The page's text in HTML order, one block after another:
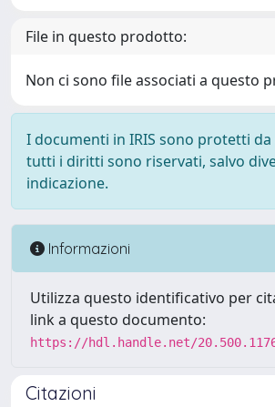
File in questo prodotto:
Non ci sono file associati a questo
I documenti in IRIS sono protetti
tutti i diritti sono riservati, salvo
indicazione.
Informazioni
Utilizza questo identificativo per
link a questo documento:
https://hdl.handle.net/
Citazioni